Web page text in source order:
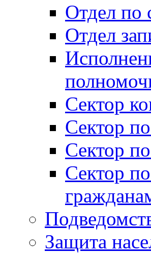
Отдел по
Отдел
Сектор
Сектор
Сектор
Сектор
Защита